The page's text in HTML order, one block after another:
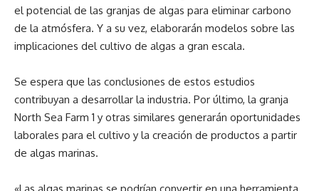
el potencial de las granjas de algas para eliminar carbono
de la atmósfera. Y a su vez, elaborarán modelos sobre las
implicaciones del cultivo de algas a gran escala.
Se espera que las conclusiones de estos estudios
contribuyan a desarrollar la industria. Por último, la granja
North Sea Farm 1 y otras similares generarán oportunidades
laborales para el cultivo y la creación de productos a partir
de algas marinas.